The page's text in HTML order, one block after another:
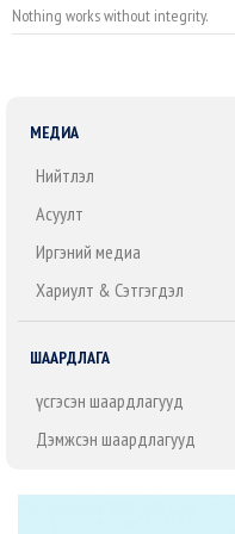
Nothing works without integrity.
МЕДИА
Нийтлэл
Асуулт
Иргэний медиа
Хариулт & Сэтгэгдэл
ШААРДЛАГА
Үүсгэсэн шаардлагууд
Дэмжсэн шаардлагууд